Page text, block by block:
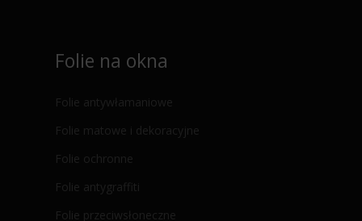
Folie na okna
Folie antywłamaniowe
Folie matowe i dekoracyjne
Folie ochronne
Folie antygraffiti
Folie przeciwsłoneczne